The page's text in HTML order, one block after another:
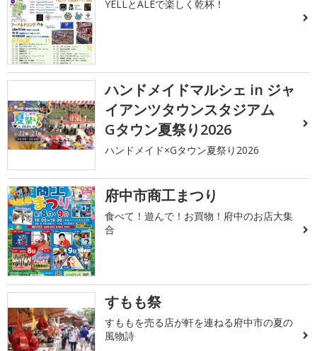
YELLとALEで楽しく乾杯！
ハンドメイドマルシェ in ジャ
イアンツタウンスタジアム
Gタウン夏祭り2026
ハンドメイド×Gタウン夏祭り2026
府中市商工まつり
食べて！遊んで！お買物！府中のお店大集
合
すもも祭
すももを売る店が軒を連ねる府中市の夏の
風物詩